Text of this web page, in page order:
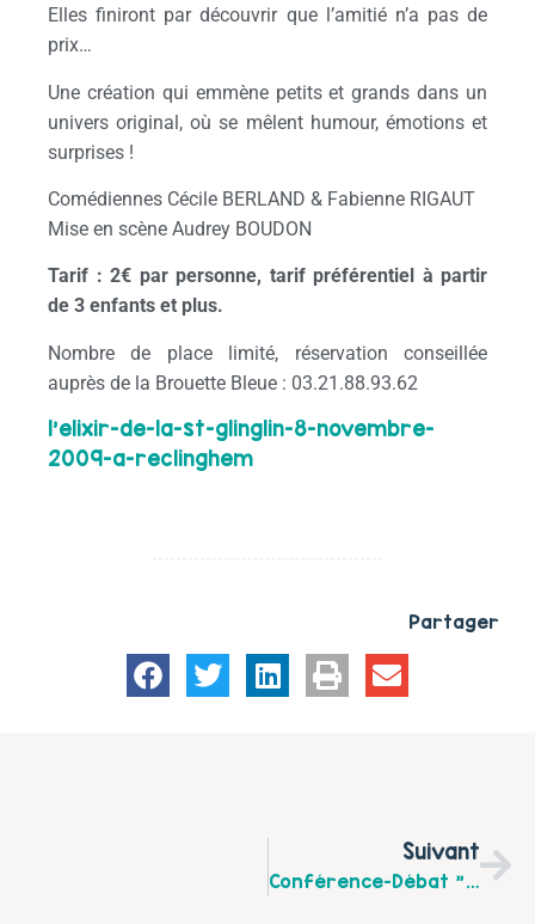
Elles finiront par découvrir que l’amitié n’a pas de
prix…
Une création qui emmène petits et grands dans un
univers original, où se mêlent humour, émotions et
surprises !
Comédiennes Cécile BERLAND & Fabienne RIGAUT
Mise en scène Audrey BOUDON
Tarif : 2€ par personne, tarif préférentiel à partir
de 3 enfants et plus.
Nombre de place limité, réservation conseillée
auprès de la Brouette Bleue : 03.21.88.93.62
l’elixir-de-la-st-glinglin-8-novembre-
2009-a-reclinghem
Partager
Suivant
Conférence-Débat "Les Repères Et Les Limites Des Enfants" Le Jeudi 8 Octobre À Aire Sur La Lys